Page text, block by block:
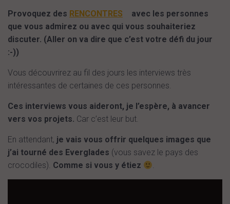
Provoquez des RENCONTRES
avec les personnes
que vous admirez ou avec qui vous souhaiteriez
discuter. (Aller on va dire que c’est votre défi du jour
:-))
Vous découvrirez au fil des jours les interviews très
intéressantes de certaines de ces personnes.
Ces interviews vous aideront, je l’espère, à avancer
vers vos projets. Car c’est leur but.
En attendant, je vais vous offrir quelques images que
j’ai tourné des Everglades (vous savez le pays des
crocodiles). Comme si vous y étiez .